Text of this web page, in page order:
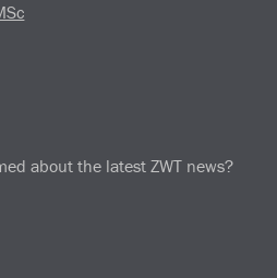
about the latest ZWT news?